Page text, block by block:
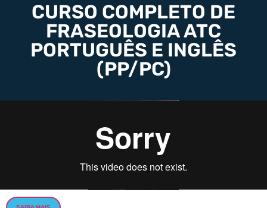
CURSO COMPLETO DE
FRASEOLOGIA ATC
PORTUGUÊS E INGLÊS
(PP/PC)